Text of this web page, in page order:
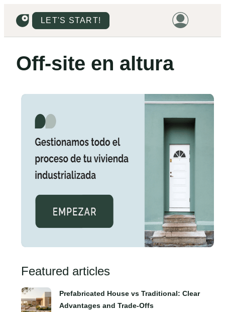
LET'S START!
PROJECTS
PRICES
Off‑site en altura
Featured articles
Prefabricated House vs Traditional: Clear
Advantages and Trade‑Offs